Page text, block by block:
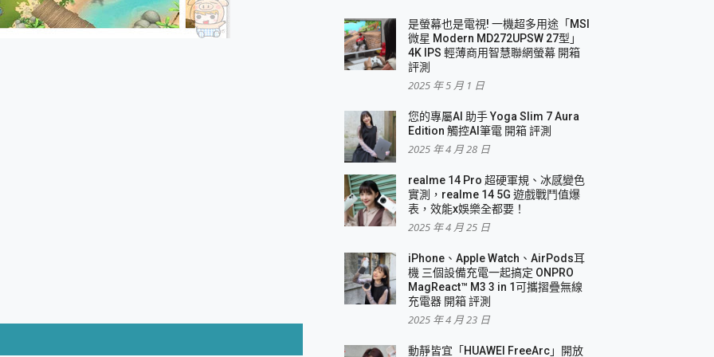
是螢幕也是電視! 一機超多用途「MSI
微星 Modern MD272UPSW 27型」
4K IPS 輕薄商用智慧聯網螢幕 開箱
評測
2025 年 5 月 1 日
您的專屬AI 助手 Yoga Slim 7 Aura
Edition 觸控AI筆電 開箱 評測
2025 年 4 月 28 日
realme 14 Pro 超硬軍規、冰感變色
實測，realme 14 5G 遊戲戰鬥值爆
表，效能x娛樂全都要！
2025 年 4 月 25 日
iPhone、Apple Watch、AirPods耳
機 三個設備充電一起搞定 ONPRO
MagReact™ M3 3 in 1可攜摺疊無線
充電器 開箱 評測
2025 年 4 月 23 日
動靜皆宜「HUAWEI FreeArc」開放